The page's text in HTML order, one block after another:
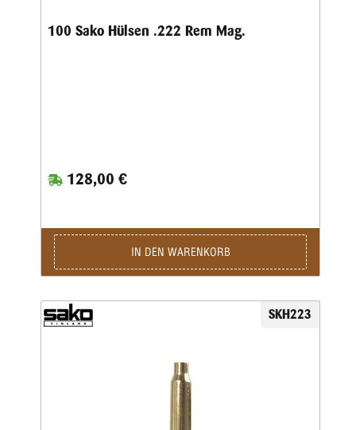
100 Sako Hülsen .222 Rem Mag.
128,00 €
IN DEN WARENKORB
SKH223